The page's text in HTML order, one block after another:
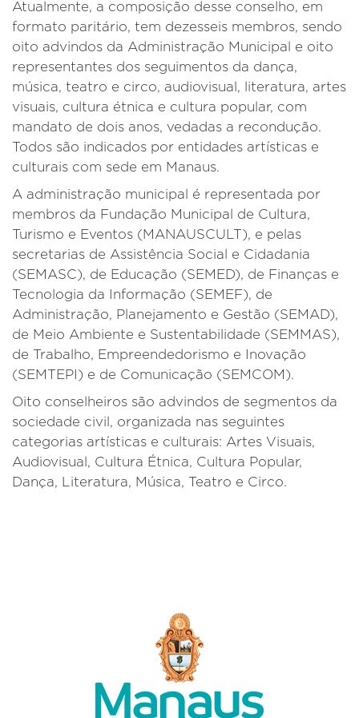
Atualmente, a composição desse conselho, em
formato paritário, tem dezesseis membros, sendo
oito advindos da Administração Municipal e oito
representantes dos seguimentos da dança,
música, teatro e circo, audiovisual, literatura, artes
visuais, cultura étnica e cultura popular, com
mandato de dois anos, vedadas a recondução.
Todos são indicados por entidades artísticas e
culturais com sede em Manaus.
A administração municipal é representada por
membros da Fundação Municipal de Cultura,
Turismo e Eventos (MANAUSCULT), e pelas
secretarias de Assistência Social e Cidadania
(SEMASC), de Educação (SEMED), de Finanças e
Tecnologia da Informação (SEMEF), de
Administração, Planejamento e Gestão (SEMAD),
de Meio Ambiente e Sustentabilidade (SEMMAS),
de Trabalho, Empreendedorismo e Inovação
(SEMTEPI) e de Comunicação (SEMCOM).
Oito conselheiros são advindos de segmentos da
sociedade civil, organizada nas seguintes
categorias artísticas e culturais: Artes Visuais,
Audiovisual, Cultura Étnica, Cultura Popular,
Dança, Literatura, Música, Teatro e Circo.